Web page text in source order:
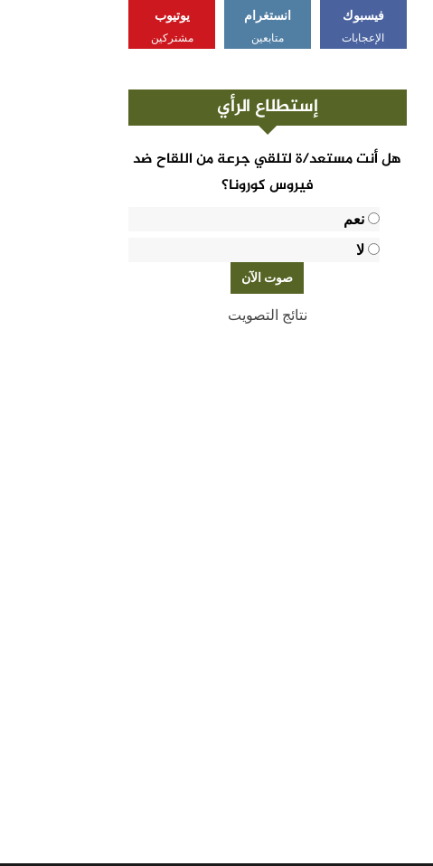
فيسبوك
الإعجابات
انستغرام
متابعين
يوتيوب
مشتركين
إستطلاع الرأي
هل أنت مستعد/ة لتلقي جرعة من اللقاح ضد
فيروس كورونا؟
نعم
لا
نتائج التصويت